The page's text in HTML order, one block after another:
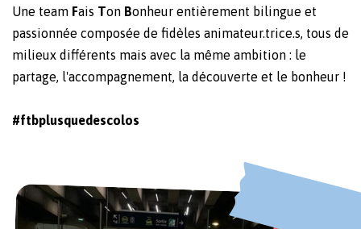
Une team Fais Ton Bonheur entièrement bilingue et
passionnée composée de fidèles animateur.trice.s, tous de
milieux différents mais avec la même ambition : le
partage, l'accompagnement, la découverte et le bonheur !
#ftbplusquedescolos